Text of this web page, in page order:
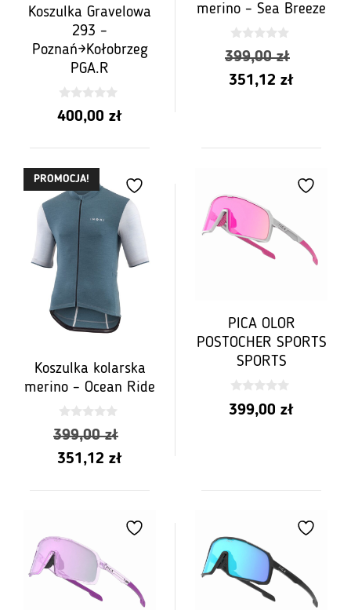
Koszulka Gravelowa
293 –
Poznań→Kołobrzeg
PGA.R
0
z
400,00 zł
merino – Sea Breeze
0
z
399,00zł
zł.
351,12 zł
351,12
zł.
PROMOCJA!
Koszulka kolarska
merino – Ocean Ride
0
z
399,00zł
zł.
351,12 złAktualna
351,12
PICA OLOR
POSTOCHER SPORTS
SPORTS
0
z
399,00 zł